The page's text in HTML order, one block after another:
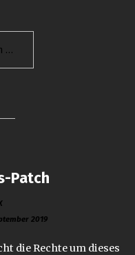
"Pokalschießen
2020
Patch
2019
die Rechte um dieses